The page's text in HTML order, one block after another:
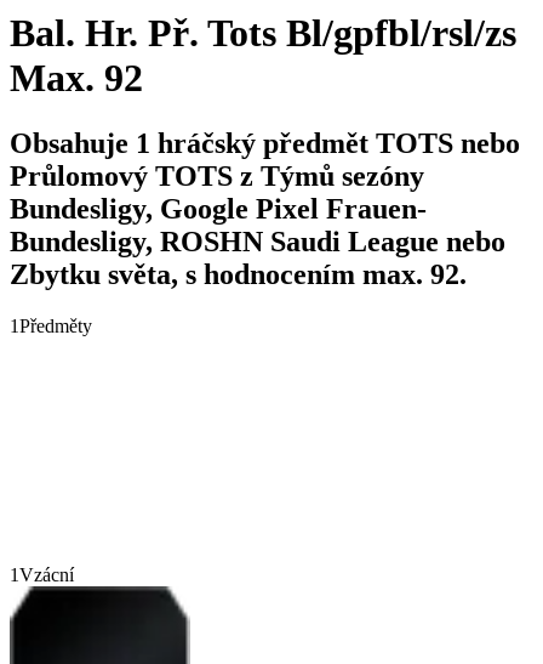
Bal. Hr. Př. Tots Bl/gpfbl/rsl/zs
Max. 92
Obsahuje 1 hráčský předmět TOTS nebo
Průlomový TOTS z Týmů sezóny
Bundesligy, Google Pixel Frauen-
Bundesligy, ROSHN Saudi League nebo
Zbytku světa, s hodnocením max. 92.
1Předměty
1Vzácní